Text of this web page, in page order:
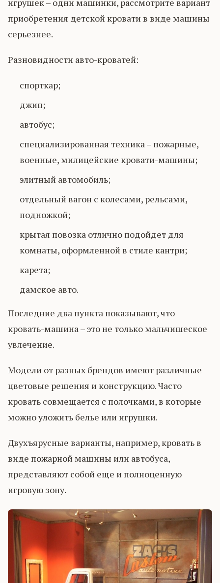
приобретения детской кровати в виде машины
серьезнее.
Разновидности авто-кроватей:
спорткар;
джип;
автобус;
специализированная техника – пожарные,
военные, милицейские кровати-машины;
элитный автомобиль;
отдельный вагон с колесами, рельсами,
подножкой;
крытая повозка отлично подойдет для
комнаты, оформленной в стиле кантри;
карета;
дамское авто.
Последние два пункта показывают, что
кровать-машина – это не только мальчишеское
увлечение.
Модели от разных брендов имеют различные
цветовые решения и конструкцию. Часто
кровать совмещается с полочками, в которые
можно уложить белье или игрушки.
Двухъярусные варианты, например, кровать в
виде пожарной машины или автобуса,
представляют собой еще и полноценную
игровую зону.